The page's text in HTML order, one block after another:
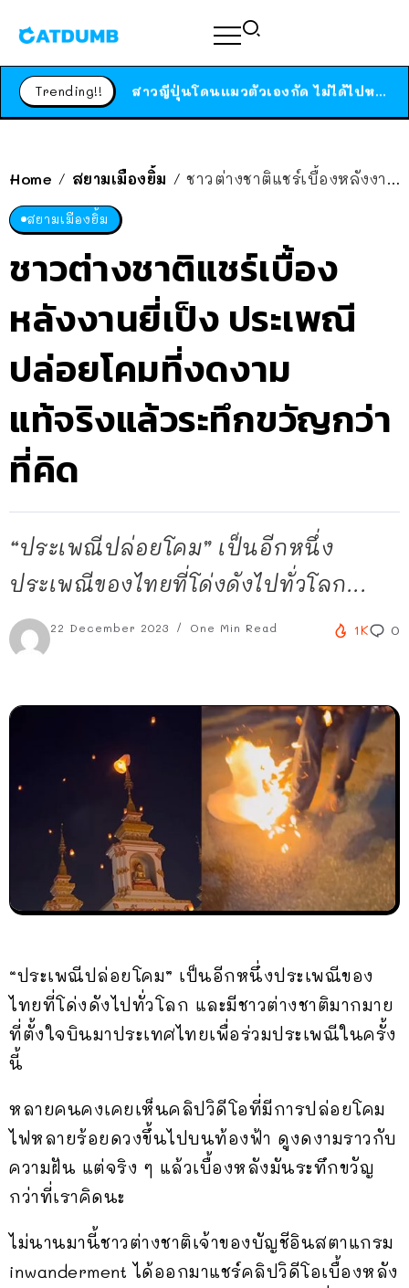
Trending!! ได้เวลาเด็กหนวดรวมตัว RF Online Next เปิดให้เล่นแล้ว เกม Sci-Fi MMORPG ระดับตำนาน เล่นได้ทั้งมือถือและ PC
Home / สยามเมืองยิ้ม / ชาวต่างชาติแชร์เบื้องหลังงานยี่เป็ง ประเพณีปล่อยโคมที่งดงาม แท้จริงแล้วระทึกขวัญกว่าที่คิด
สยามเมืองยิ้ม
ชาวต่างชาติแชร์เบื้อง
หลังงานยี่เป็ง ประเพณี
ปล่อยโคมที่งดงาม
แท้จริงแล้วระทึกขวัญกว่า
ที่คิด
“ประเพณีปล่อยโคม” เป็นอีกหนึ่ง
ประเพณีของไทยที่โด่งดังไปทั่วโลก...
22 December 2023 One Min Read 1K 0
“ประเพณีปล่อยโคม” เป็นอีกหนึ่งประเพณีของ
ไทยที่โด่งดังไปทั่วโลก และมีชาวต่างชาติมากมาย
ที่ตั้งใจบินมาประเทศไทยเพื่อร่วมประเพณีในครั้ง
นี้
หลายคนคงเคยเห็นคลิปวิดีโอที่มีการปล่อยโคม
ไฟหลายร้อยดวงขึ้นไปบนท้องฟ้า ดูงดงามราวกับ
ความฝัน แต่จริง ๆ แล้วเบื้องหลังมันระทึกขวัญ
กว่าที่เราคิดนะ
ไม่นานมานี้ชาวต่างชาติเจ้าของบัญชีอินสตาแกรม
inwanderment ได้ออกมาแชร์คลิปวิดีโอเบื้องหลัง